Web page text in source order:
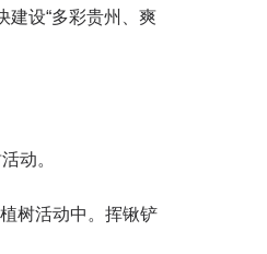
建设“多彩贵州、爽
动。
树活动中。挥锹铲